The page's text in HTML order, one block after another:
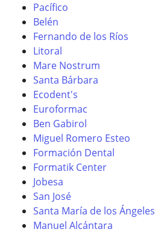
Pacífico
Belén
Fernando de los Ríos
Litoral
Mare Nostrum
Santa Bárbara
Ecodent's
Euroformac
Ben Gabirol
Miguel Romero Esteo
Formación Dental
Formatik Center
Jobesa
San José
Santa María de los Ángeles
Manuel Alcántara